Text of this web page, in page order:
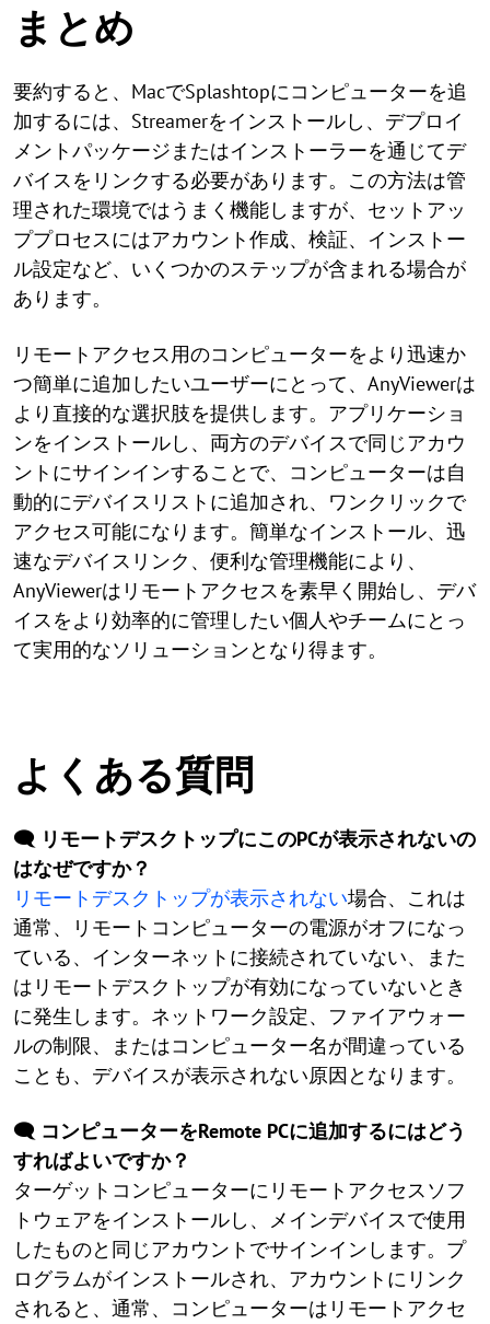
まとめ
要約すると、MacでSplashtopにコンピューターを追
加するには、Streamerをインストールし、デプロイ
メントパッケージまたはインストーラーを通じてデ
バイスをリンクする必要があります。この方法は管
理された環境ではうまく機能しますが、セットアッ
ププロセスにはアカウント作成、検証、インストー
ル設定など、いくつかのステップが含まれる場合が
あります。
リモートアクセス用のコンピューターをより迅速か
つ簡単に追加したいユーザーにとって、AnyViewerは
より直接的な選択肢を提供します。アプリケーショ
ンをインストールし、両方のデバイスで同じアカウ
ントにサインインすることで、コンピューターは自
動的にデバイスリストに追加され、ワンクリックで
アクセス可能になります。簡単なインストール、迅
速なデバイスリンク、便利な管理機能により、
AnyViewerはリモートアクセスを素早く開始し、デバ
イスをより効率的に管理したい個人やチームにとっ
て実用的なソリューションとなり得ます。
よくある質問
🗨️ リモートデスクトップにこのPCが表示されないの
はなぜですか？
リモートデスクトップが表示されない場合、これは
通常、リモートコンピューターの電源がオフになっ
ている、インターネットに接続されていない、また
はリモートデスクトップが有効になっていないとき
に発生します。ネットワーク設定、ファイアウォー
ルの制限、またはコンピューター名が間違っている
ことも、デバイスが表示されない原因となります。
🗨️ コンピューターをRemote PCに追加するにはどう
すればよいですか？
ターゲットコンピューターにリモートアクセスソフ
トウェアをインストールし、メインデバイスで使用
したものと同じアカウントでサインインします。プ
ログラムがインストールされ、アカウントにリンク
されると、通常、コンピューターはリモートアクセ